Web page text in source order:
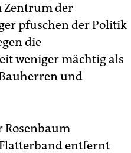
Zentrum der
pfuschen der Politik
die
weniger mächtig als
und
Rosenbaum
entfernt